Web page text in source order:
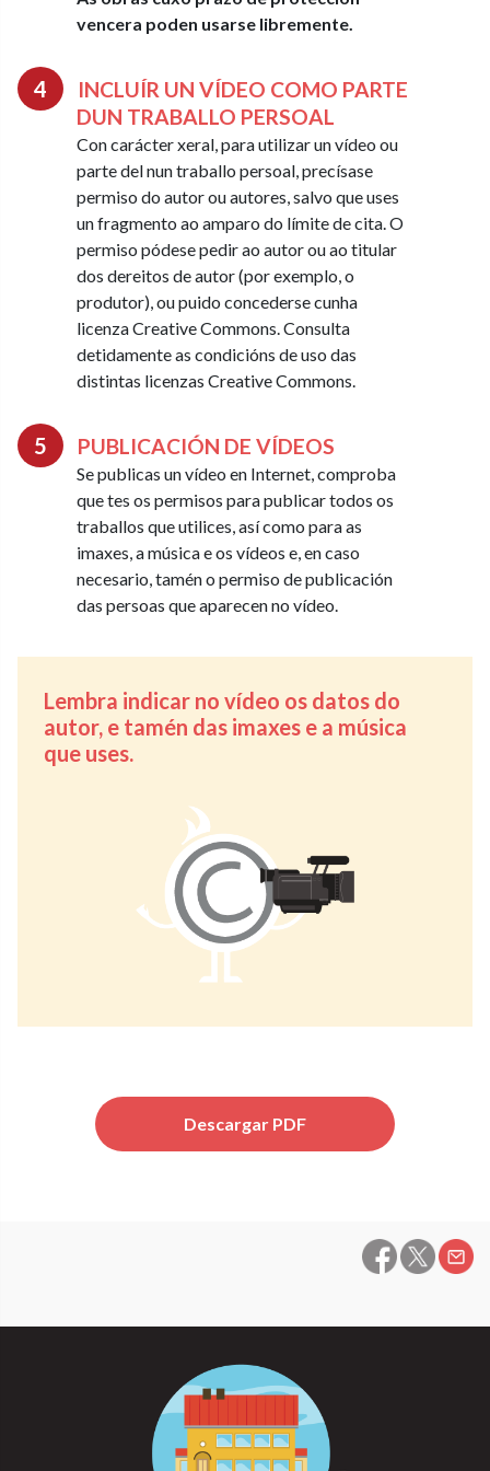
vencera poden usarse libremente.
INCLUÍR UN VÍDEO COMO PARTE
DUN TRABALLO PERSOAL
Con carácter xeral, para utilizar un vídeo ou
parte del nun traballo persoal, precísase
permiso do autor ou autores, salvo que uses
un fragmento ao amparo do límite de cita. O
permiso pódese pedir ao autor ou ao titular
dos dereitos de autor (por exemplo, o
produtor), ou puido concederse cunha
licenza Creative Commons. Consulta
detidamente as condicións de uso das
distintas licenzas Creative Commons.
PUBLICACIÓN DE VÍDEOS
Se publicas un vídeo en Internet, comproba
que tes os permisos para publicar todos os
traballos que utilices, así como para as
imaxes, a música e os vídeos e, en caso
necesario, tamén o permiso de publicación
das persoas que aparecen no vídeo.
Lembra indicar no vídeo os datos do
autor, e tamén das imaxes e a música
que uses.
Descargar PDF